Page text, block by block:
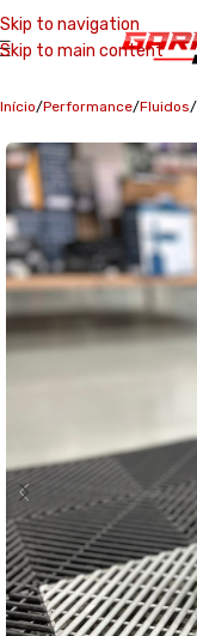
Skip to navigation
Skip to main content
Início Performance Fluidos